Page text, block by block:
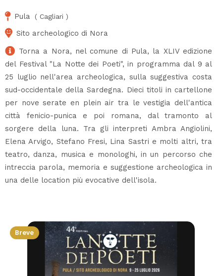
Pula ( Cagliari )
Sito archeologico di Nora
Torna a Nora, nel comune di Pula, la XLIV edizione
del Festival "La Notte dei Poeti", in programma dal 9 al
25 luglio nell'area archeologica, sulla suggestiva costa
sud-occidentale della Sardegna. Dieci titoli in cartellone
per nove serate en plein air tra le vestigia dell'antica
città fenicio-punica e poi romana, dal tramonto al
sorgere della luna. Tra gli interpreti Ambra Angiolini,
Elena Arvigo, Stefano Fresi, Lina Sastri e molti altri, tra
teatro, danza, musica e monologhi, in un percorso che
intreccia parola, memoria e suggestione archeologica in
una delle location più evocative dell'isola.
Breve